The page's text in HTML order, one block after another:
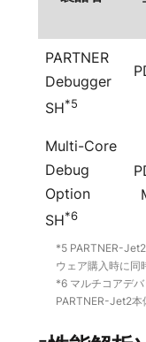
PARTNER
Debugger
SH*5
Multi-Core
Debug
Option
SH*6
*5 PARTNER-
ウェア購入時に同
*6 マルチコアデ
PARTNER-Jet2本